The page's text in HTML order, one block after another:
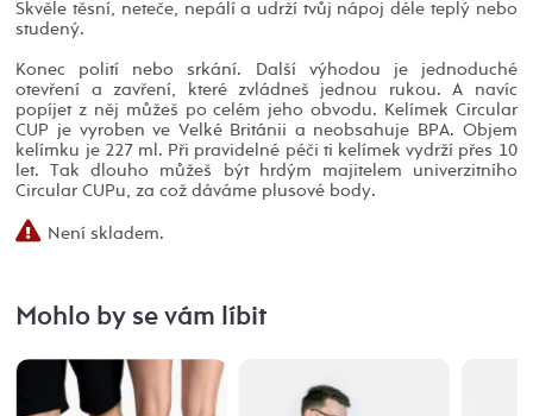
Skvěle těsní, neteče, nepálí a udrží tvůj nápoj déle teplý nebo
studený.
Konec polití nebo srkání. Další výhodou je jednoduché
otevření a zavření, které zvládneš jednou rukou. A navíc
popíjet z něj můžeš po celém jeho obvodu. Kelímek Circular
CUP je vyroben ve Velké Británii a neobsahuje BPA. Objem
kelímku je 227 ml. Při pravidelné péči ti kelímek vydrží přes 10
let. Tak dlouho můžeš být hrdým majitelem univerzitního
Circular CUPu, za což dáváme plusové body.
Není skladem.
Mohlo by se vám líbit